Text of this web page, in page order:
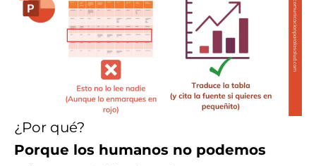
¿Por qué?
Porque los humanos no podemos